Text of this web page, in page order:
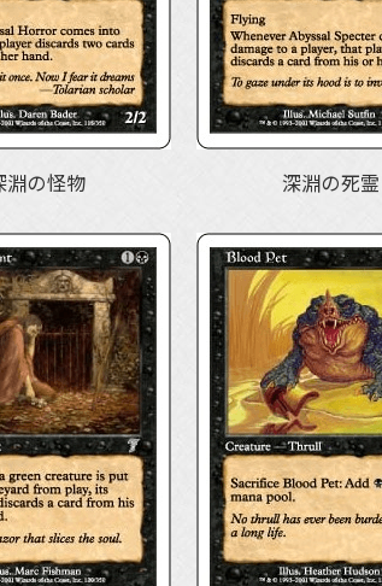
淵の怪物 深淵の死霊